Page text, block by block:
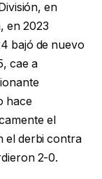
en
en 2023
bajó de nuevo
cae a
hace
el
el derbi contra
2-0.